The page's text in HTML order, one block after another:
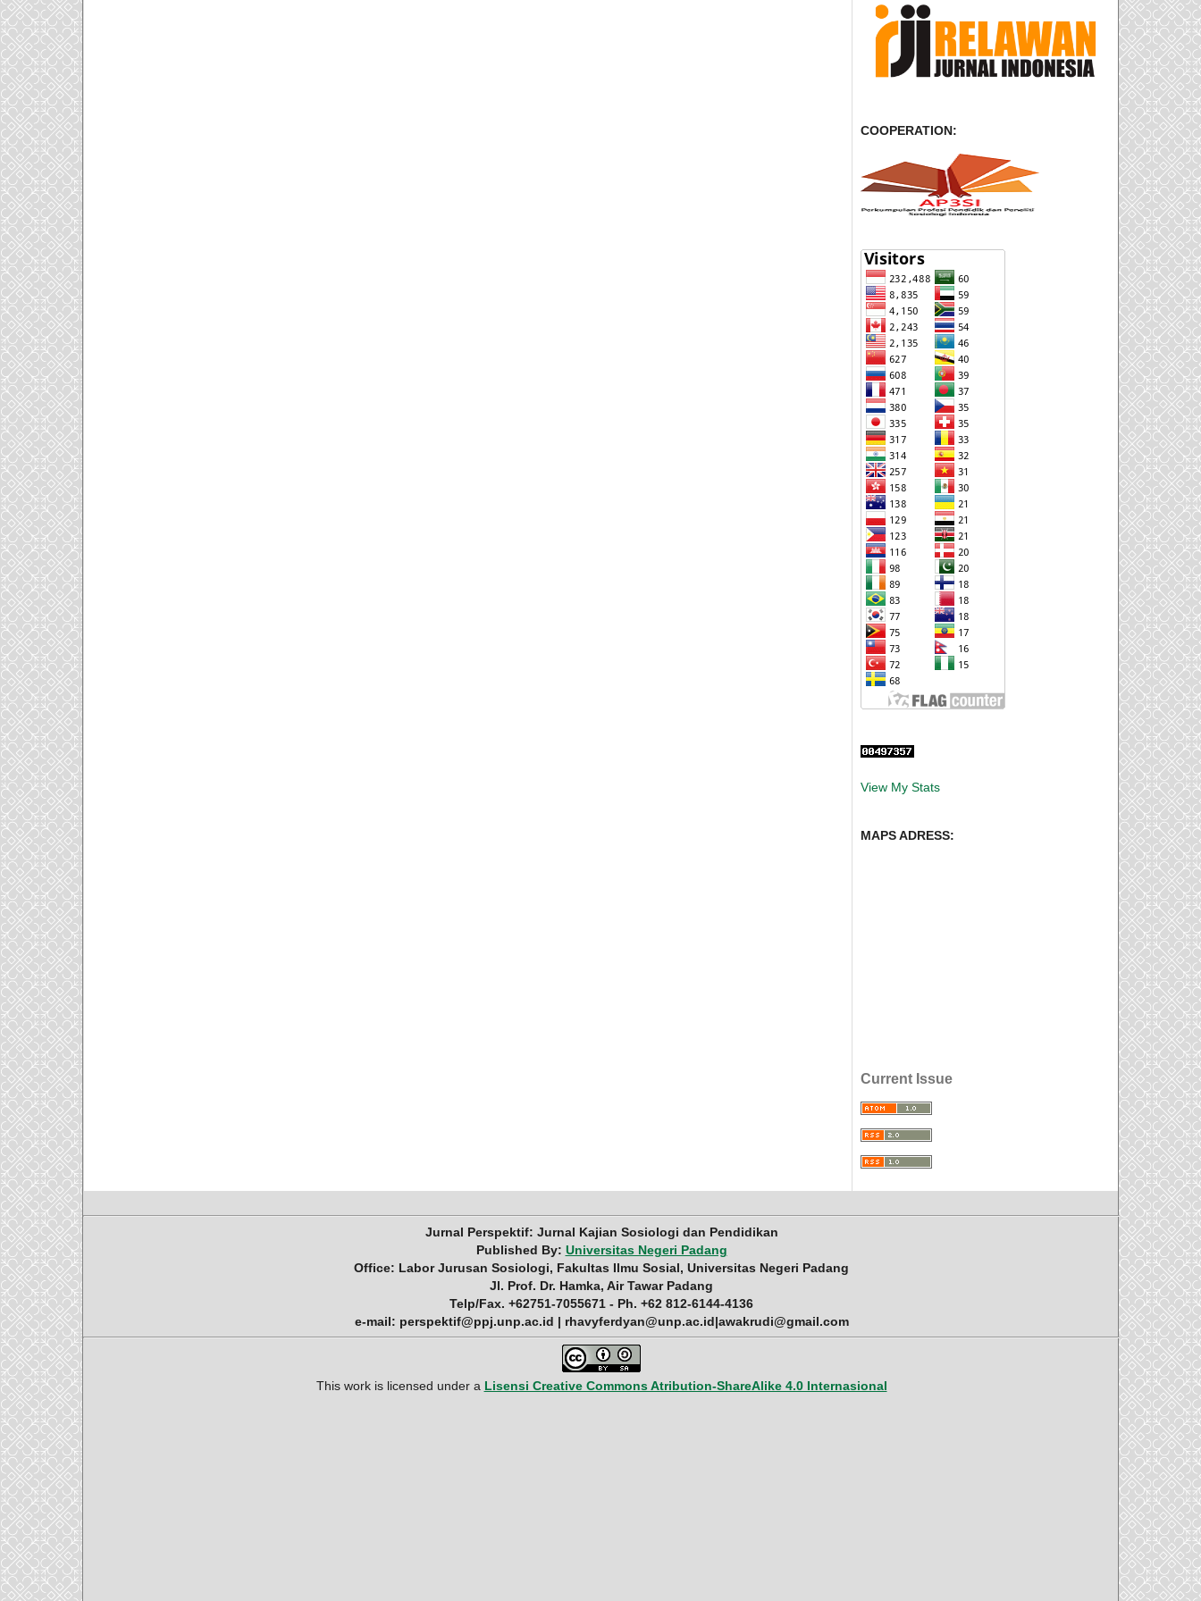
COOPERATION:
View My Stats
MAPS ADRESS:
Current Issue
Jurnal Perspektif: Jurnal Kajian Sosiologi dan Pendidikan
Published By: Universitas Negeri Padang
Office: Labor Jurusan Sosiologi, Fakultas Ilmu Sosial, Universitas Negeri Padang
Jl. Prof. Dr. Hamka, Air Tawar Padang
Telp/Fax. +62751-7055671 - Ph. +62 812-6144-4136
e-mail: perspektif@ppj.unp.ac.id | rhavyferdyan@unp.ac.id|awakrudi@gmail.com
This work is licensed under a Lisensi Creative Commons Atribution-ShareAlike 4.0 Internasional